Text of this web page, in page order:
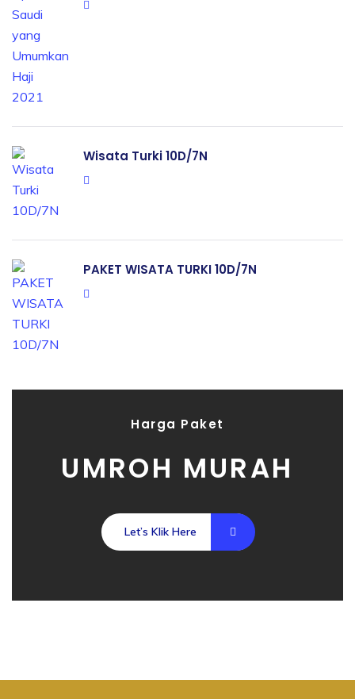
Wisata Turki 10D/7N
PAKET WISATA TURKI 10D/7N
Harga Paket
UMROH MURAH
Let’s Klik Here